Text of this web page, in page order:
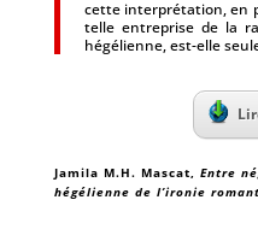
cette interprétation, en
telle entreprise de la
hégélienne, est-elle
Jamila M.H. Mascat, Entre
hégélienne de l’ironie